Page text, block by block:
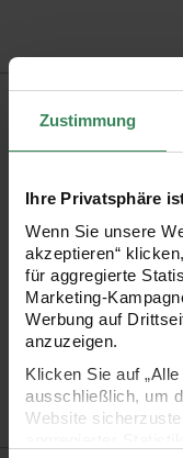
Zustimmung
Ihre Privatsphäre
Wenn Sie unsere
akzeptieren“
für aggregierte
Marketing-
Werbung auf
anzuzeigen.
Klicken Sie auf
ausschließlich, um
Website
Die großen
versehen und
daher.
Form: Stern
Inhalt: 120 Stück
mit Hot Foil